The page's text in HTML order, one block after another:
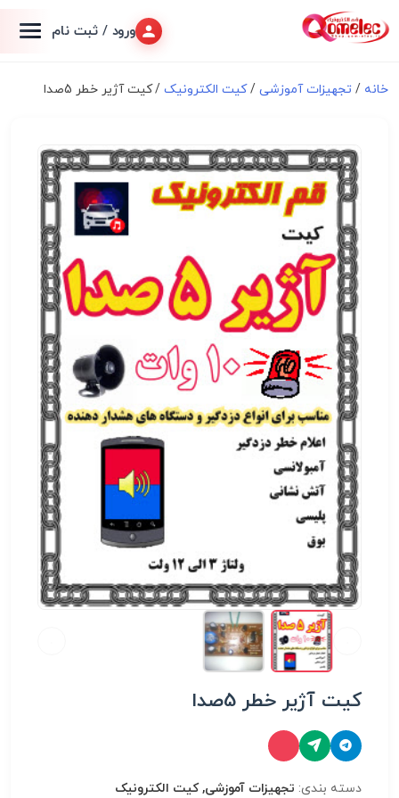
ورود / ثبت نام
خانه /تجهیزات آموزشی /کیت الکترونیک/ کیت آژیر خطر 5صدا
کیت آژیر خطر 5صدا
دسته بندی: تجهیزات آموزشی, کیت الکترونیک